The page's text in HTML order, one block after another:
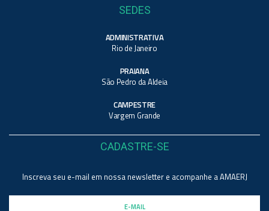
SEDES
ADMINISTRATIVA
Rio de Janeiro
PRAIANA
São Pedro da Aldeia
CAMPESTRE
Vargem Grande
CADASTRE-SE
Inscreva seu e-mail em nossa newsletter e acompanhe a AMAERJ